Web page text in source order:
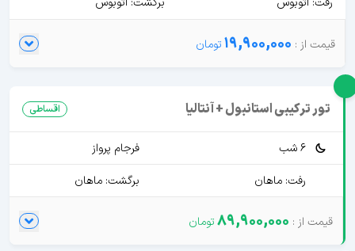
19,900,000
تور ترکیبی استانبول + آنتالیا اقساطی
6 شب
فرجام پرواز
رفت: ماهان
برگشت: ماهان
89,900,000